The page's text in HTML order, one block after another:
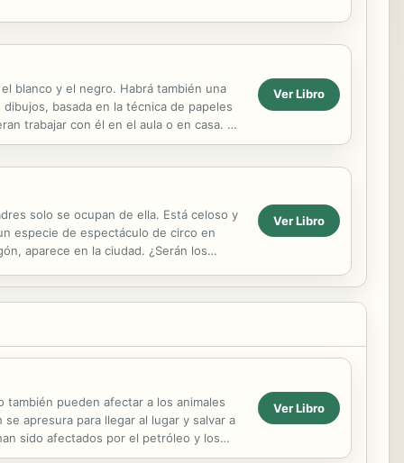
blanco y el negro. Habrá también una
basada en la técnica de papeles
trabajar con él en el aula o en casa. El
Ver Libro
solo se ocupan de ella. Está celoso y
especie de espectáculo de circo en
aparece en la ciudad. ¿Serán los
Ver Libro
pueden afectar a los animales
apresura para llegar al lugar y salvar a
sido afectados por el petróleo y los
Ver Libro